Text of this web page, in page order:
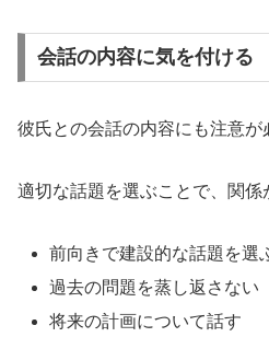
会話の内容に気を付ける
彼氏との会話の内容にも注意が
適切な話題を選ぶことで、関係
前向きで建設的な話題を選
過去の問題を蒸し返さない
将来の計画について話す